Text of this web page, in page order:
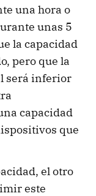
una hora o
unas 5
la capacidad
pero que la
será inferior
capacidad
que
el otro
este